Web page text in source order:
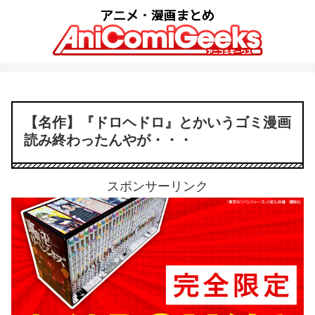
【名作】『ドロヘドロ』とかいうゴミ漫画
読み終わったんやが・・・
スポンサーリンク